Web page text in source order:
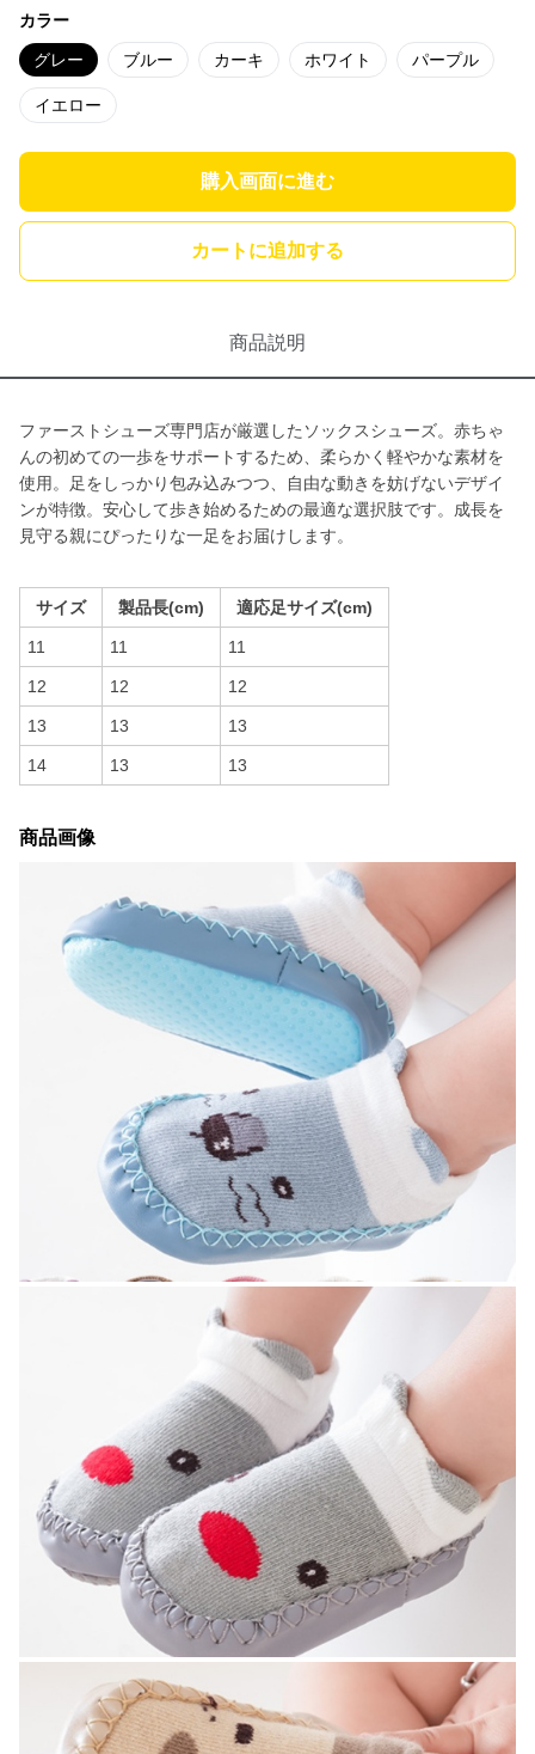
カラー
グレー ブルー カーキ ホワイト パープル
イエロー
購入画面に進む
カートに追加する
商品説明
ファーストシューズ専門店が厳選したソックスシューズ。赤ちゃ
んの初めての一歩をサポートするため、柔らかく軽やかな素材を
使用。足をしっかり包み込みつつ、自由な動きを妨げないデザイ
ンが特徴。安心して歩き始めるための最適な選択肢です。成長を
見守る親にぴったりな一足をお届けします。
サイズ 製品長(cm) 適応足サイズ(cm)
11 11 11
12 12 12
13 13 13
14 13 13
商品画像